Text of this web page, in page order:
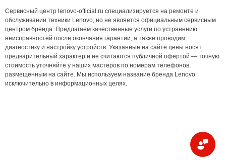
Сервисный центр lenovo-official.ru специализируется на ремонте и
обслуживании техники Lenovo, но не является официальным сервисным
центром бренда. Предлагаем качественные услуги по устранению
неисправностей после окончания гарантии, а также проводим
диагностику и настройку устройств. Указанные на сайте цены носят
предварительный характер и не считаются публичной офертой — точную
стоимость уточняйте у наших мастеров по номерам телефонов,
размещённым на сайте. Мы используем название бренда Lenovo
исключительно в информационных целях.